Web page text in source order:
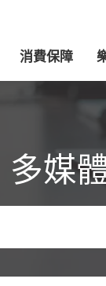
消費保障
多媒